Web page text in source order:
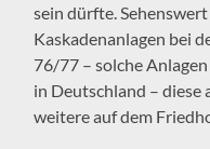
sein dürfte.
Kaskadenanlagen bei
76/77 – solche
in Deutschland –
weitere auf dem